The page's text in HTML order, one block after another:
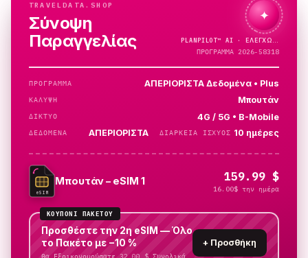
TRAVELDATA.SHOP
Σύνοψη
Παραγγελίας
✦
PLANPILOT™ AI ·
ΠΡΟΓΡΑΜΜΑ 2026-58318
ΠΡΌΓΡΑΜΜΑ ΑΠΕΡΙΟΡΙΣΤΑ Δεδομένα • Plus
ΚΆΛΥΨΗ Μπουτάν
ΔΊΚΤΥΟ 4G / 5G • B-Mobile
ΔΕΔΟΜΈΝΑ ΑΠΕΡΙΟΡΙΣΤΑ ΔΙΆΡΚΕΙΑ ΙΣΧΎΟΣ 10 ημέρες
eSIM
Μπουτάν – eSIM 1 159.99 $
16.00$ την ημέρα
ΚΟΥΠΌΝΙ ΠΑΚΈΤΟΥ
Προσθέστε την 2η eSIM — Όλο
το Πακέτο με −10 %
Θα Εξοικονομούσατε 32.00 $ Συνολικά
+ Προσθήκη